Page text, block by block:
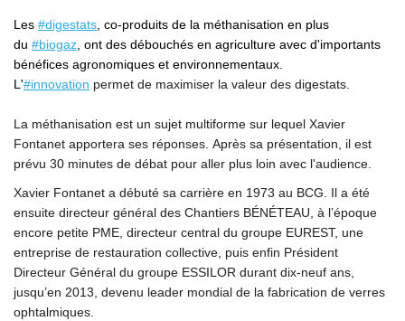
Les #digestats , co-produits de la méthanisation en plus
du #biogaz , ont des débouchés en agriculture avec d'importants
bénéfices agronomiques et environnementaux.
L'#innovation permet de maximiser la valeur des digestats.
La méthanisation est un sujet multiforme sur lequel Xavier
Fontanet apportera ses réponses. Après sa présentation, il est
prévu 30 minutes de débat pour aller plus loin avec l'audience.
Xavier Fontanet a débuté sa carrière en 1973 au BCG. Il a été
ensuite directeur général des Chantiers BÉNÉTEAU, à l’époque
encore petite PME, directeur central du groupe EUREST, une
entreprise de restauration collective, puis enfin Président
Directeur Général du groupe ESSILOR durant dix-neuf ans,
jusqu’en 2013, devenu leader mondial de la fabrication de verres
ophtalmiques.